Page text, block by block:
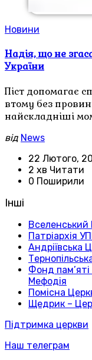
Новини
Надія, що не
України
Піст допомагає
втому без
найскладніші
від News
22 Лютого,
2 хв Читати
0 Поширили
Інші
Вселенський
Патріархія
Андріївська
Фонд
Мефодія
Помісна
Щедрик –
Підтримка церкви
Наш телеграм